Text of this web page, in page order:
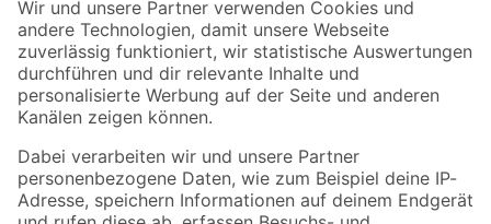
Der toom Newsletter: Keine Angebote und Aktionen mehr verpassen!
Zur Newsletter Anmeldung
Folge uns
Zahlungsarten Versandarten